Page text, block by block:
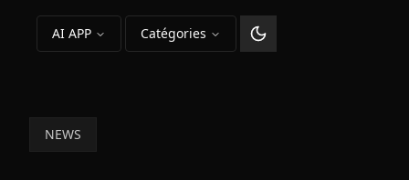
AI APP Catégories
Changer le thème
NEWS